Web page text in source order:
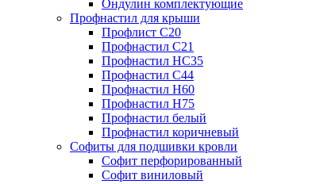
Ондулин комплектующие
Профнастил для крыши
Профлист С20
Профнастил С21
Профнастил НС35
Профнастил С44
Профнастил Н60
Профнастил Н75
Профнастил белый
Профнастил коричневый
Софиты для подшивки кровли
Cофит перфорированный
Софит виниловый